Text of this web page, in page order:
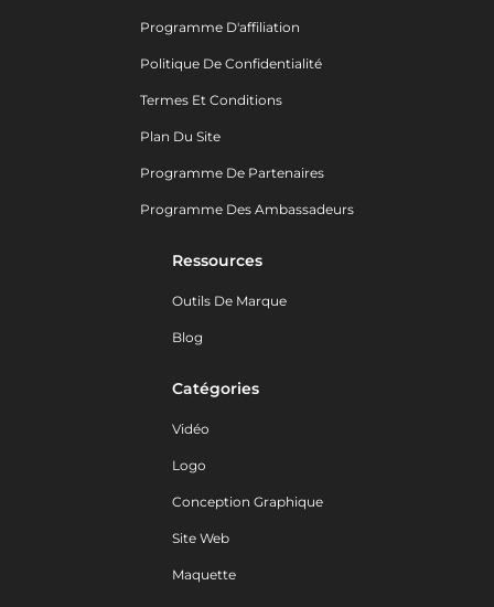
Programme D'affiliation
Politique De Confidentialité
Termes Et Conditions
Plan Du Site
Programme De Partenaires
Programme Des Ambassadeurs
Ressources
Outils De Marque
Blog
Catégories
Vidéo
Logo
Conception Graphique
Site Web
Maquette